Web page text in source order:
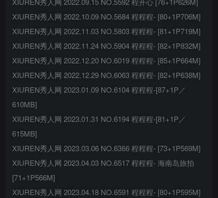
XIUREN秀人网 2022.10.09 NO.5684 程程程- [80+1P706M]
XIUREN秀人网 2022.11.03 NO.5803 程程程- [81+1P719M]
XIUREN秀人网 2022.11.24 NO.5904 程程程- [82+1P832M]
XIUREN秀人网 2022.12.20 NO.6019 程程程- [85+1P664M]
XIUREN秀人网 2022.12.29 NO.6063 程程程- [82+1P638M]
XIUREN秀人网 2023.01.09 NO.6104 程程程-[87+1P／
610MB]
XIUREN秀人网 2023.01.31 NO.6194 程程程-[81+1P／
615MB]
XIUREN秀人网 2023.03.06 NO.6366 程程程- [73+1P569M]
XIUREN秀人网 2023.04.03 NO.6517 程程程- 海南岛旅拍
[71+1P566M]
XIUREN秀人网 2023.04.18 NO.6591 程程程- [80+1P595M]